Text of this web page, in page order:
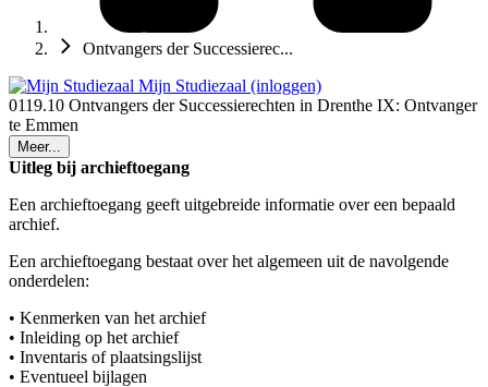
Ontvangers der Successierec...
Mijn Studiezaal (inloggen)
0119.10 Ontvangers der Successierechten in Drenthe IX: Ontvanger
te Emmen
Meer...
Uitleg bij archieftoegang
Een archieftoegang geeft uitgebreide informatie over een bepaald
archief.
Een archieftoegang bestaat over het algemeen uit de navolgende
onderdelen:
• Kenmerken van het archief
• Inleiding op het archief
• Inventaris of plaatsingslijst
• Eventueel bijlagen